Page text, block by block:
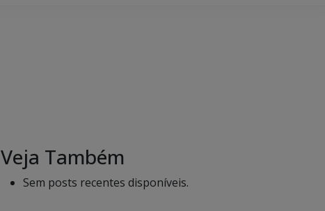
Veja Também
Sem posts recentes disponíveis.